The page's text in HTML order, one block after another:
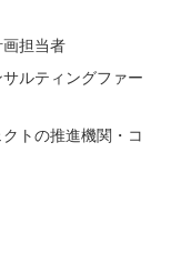
担当者
ルティングファー
トの推進機関・コ